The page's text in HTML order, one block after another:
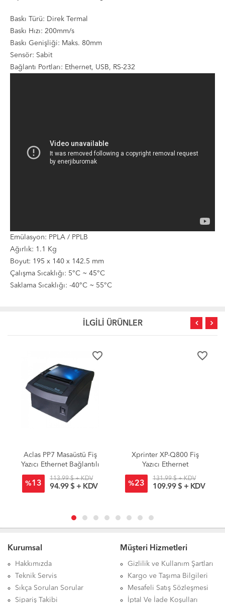
Baskı Türü: Direk Termal
Baskı Hızı: 200mm/s
Baskı Genişliği: Maks. 80mm
Sensör: Sabit
Bağlantı Portları: Ethernet, USB, RS-232
Emülasyon: PPLA / PPLB
Ağırlık: 1.1 Kg
Boyut: 195 x 140 x 142.5 mm
Çalışma Sıcaklığı: 5°C ~ 45°C
Saklama Sıcaklığı: -40°C ~ 55°C
İLGİLİ ÜRÜNLER
favorite_border
Aclas PP7 Masaüstü Fiş
Yazıcı Ethernet Bağlantılı
%13
113.99 $ + KDV
94.99 $ + KDV
favorite_border
Xprinter XP-Q800 Fiş
Yazıcı Ethernet
%23
131.99 $ + KDV
109.99 $ + KDV
Kurumsal
Hakkımızda
Teknik Servis
Sıkça Sorulan Sorular
Sipariş Takibi
Müşteri Hizmetleri
Gizlilik ve Kullanım Şartları
Kargo ve Taşıma Bilgileri
Mesafeli Satış Sözleşmesi
İptal Ve İade Koşulları